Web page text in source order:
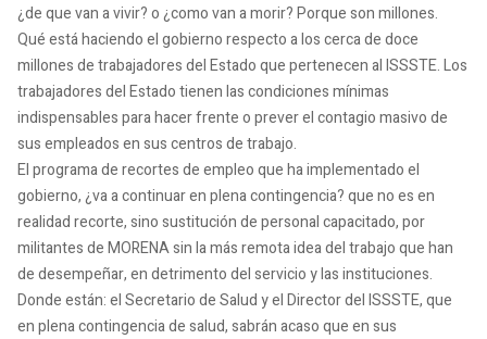
¿de que van a vivir? o ¿como van a morir? Porque son millones.
Qué está haciendo el gobierno respecto a los cerca de doce
millones de trabajadores del Estado que pertenecen al ISSSTE. Los
trabajadores del Estado tienen las condiciones mínimas
indispensables para hacer frente o prever el contagio masivo de
sus empleados en sus centros de trabajo.
El programa de recortes de empleo que ha implementado el
gobierno, ¿va a continuar en plena contingencia? que no es en
realidad recorte, sino sustitución de personal capacitado, por
militantes de MORENA sin la más remota idea del trabajo que han
de desempeñar, en detrimento del servicio y las instituciones.
Donde están: el Secretario de Salud y el Director del ISSSTE, que
en plena contingencia de salud, sabrán acaso que en sus